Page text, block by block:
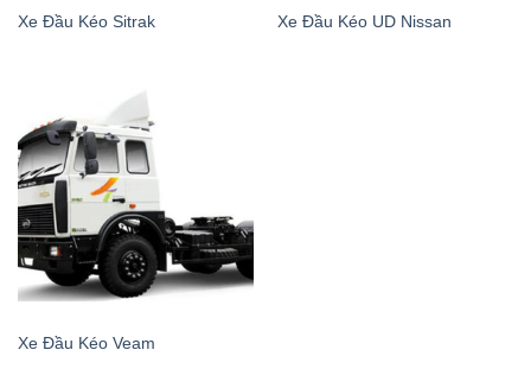
Xe Đầu Kéo Sitrak Xe Đầu Kéo UD Nissan
Xe Đầu Kéo Veam